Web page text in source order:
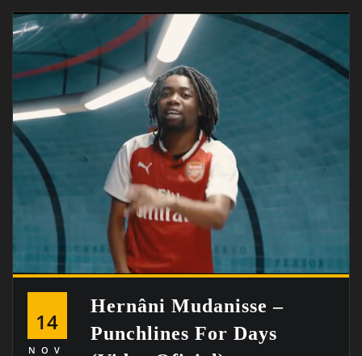
14
NOV
Hernâni Mudanisse –
Punchlines For Days